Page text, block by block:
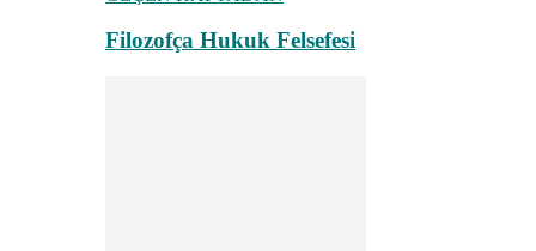
Filozofça Hukuk Felsefesi